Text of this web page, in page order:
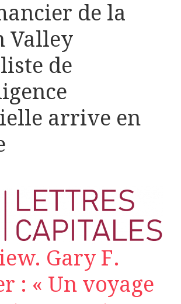
de la
Valley
de
arrive en
Gary F.
: « Un voyage